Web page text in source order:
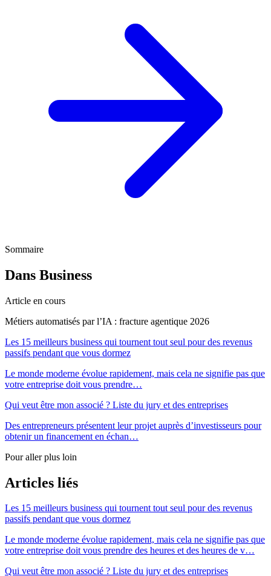
Sommaire
Dans Business
Article en cours
Métiers automatisés par l’IA : fracture agentique 2026
Les 15 meilleurs business qui tournent tout seul pour des revenus
passifs pendant que vous dormez
Le monde moderne évolue rapidement, mais cela ne signifie pas que
votre entreprise doit vous prendre…
Qui veut être mon associé ? Liste du jury et des entreprises
Des entrepreneurs présentent leur projet auprès d’investisseurs pour
obtenir un financement en échan…
Pour aller plus loin
Articles liés
Les 15 meilleurs business qui tournent tout seul pour des revenus
passifs pendant que vous dormez
Le monde moderne évolue rapidement, mais cela ne signifie pas que
votre entreprise doit vous prendre des heures et des heures de v…
Qui veut être mon associé ? Liste du jury et des entreprises